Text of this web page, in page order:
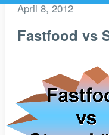
April 8, 2012
Fastfood vs